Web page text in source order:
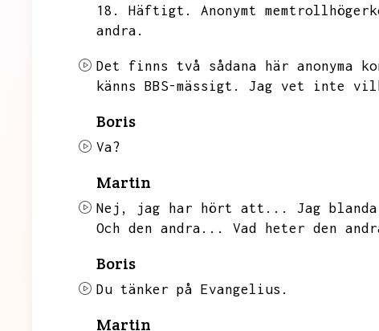
18.
Häftigt. Anonymt
andra.
Det finns två sådana här anonyma
känns BBS-mässigt. Jag vet inte
Boris
Va?
Martin
Nej, jag har hört att... Jag
Och den andra...
Vad heter den
Boris
Du tänker på Evangelius.
Martin